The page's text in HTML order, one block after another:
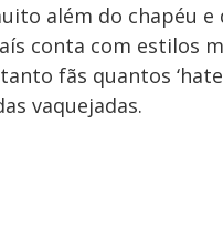
além do chapéu e
conta com estilos
fãs quantos
vaquejadas.